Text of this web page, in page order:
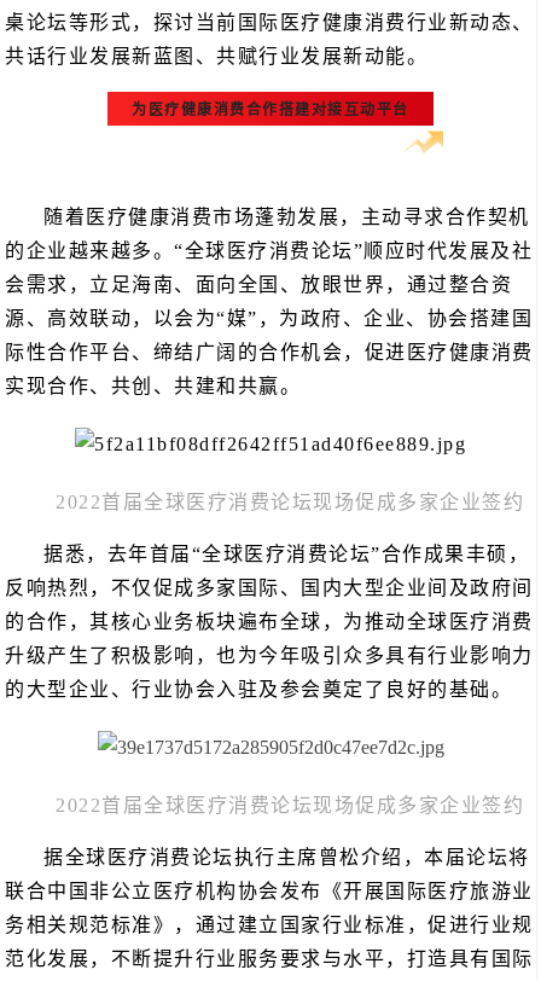
桌论坛等形式，探讨当前国际医疗健康消费行业新动态、
共话行业发展新蓝图、共赋行业发展新动能。
为医疗健康消费合作搭建对接互动平台
随着医疗健康消费市场蓬勃发展，主动寻求合作契机
的企业越来越多。“全球医疗消费论坛”顺应时代发展及社
会需求，立足海南、面向全国、放眼世界，通过整合资
源、高效联动，以会为“媒”，为政府、企业、协会搭建国
际性合作平台、缔结广阔的合作机会，促进医疗健康消费
实现合作、共创、共建和共赢。
2022首届全球医疗消费论坛现场促成多家企业签约
据悉，去年首届“全球医疗消费论坛”合作成果丰硕，
反响热烈，不仅促成多家国际、国内大型企业间及政府间
的合作，其核心业务板块遍布全球，为推动全球医疗消费
升级产生了积极影响，也为今年吸引众多具有行业影响力
的大型企业、行业协会入驻及参会奠定了良好的基础。
2022首届全球医疗消费论坛现场促成多家企业签约
据全球医疗消费论坛执行主席曾松介绍，本届论坛将
联合中国非公立医疗机构协会发布《开展国际医疗旅游业
务相关规范标准》，通过建立国家行业标准，促进行业规
范化发展，不断提升行业服务要求与水平，打造具有国际